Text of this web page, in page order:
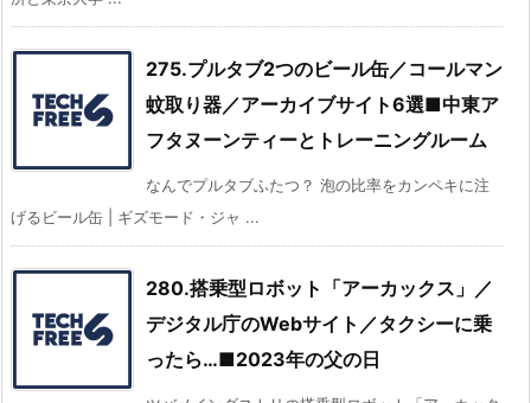
275.プルタブ2つのビール缶／コールマン
蚊取り器／アーカイブサイト6選■中東ア
フタヌーンティーとトレーニングルーム
なんでプルタブふたつ？ 泡の比率をカンペキに注
げるビール缶 | ギズモード・ジャ ...
280.搭乗型ロボット「アーカックス」／
デジタル庁のWebサイト／タクシーに乗
ったら…■2023年の父の日